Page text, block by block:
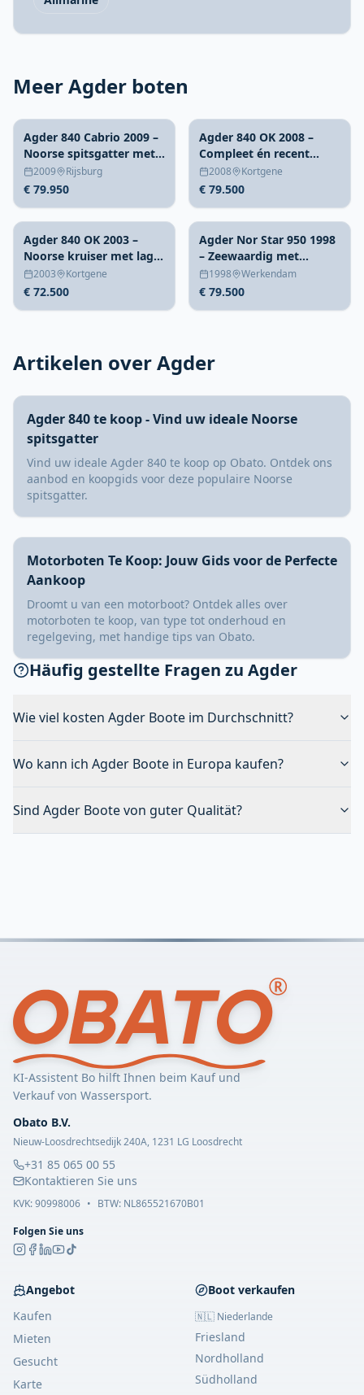
Meer Agder boten
Agder 840 Cabrio 2009 –
Noorse spitsgatter met
teakdek
2009 Rijsburg
€ 79.950
Agder 840 OK 2008 –
Compleet én recent
groot onderhoud
2008 Kortgene
€ 79.500
Agder 840 OK 2003 –
Noorse kruiser met lage
doorvaart
2003 Kortgene
€ 72.500
Agder Nor Star 950 1998
– Zeewaardig met
achterkajuit
1998 Werkendam
€ 79.500
Artikelen over Agder
Agder 840 te koop - Vind uw ideale Noorse
spitsgatter
Vind uw ideale Agder 840 te koop op Obato. Ontdek ons
aanbod en koopgids voor deze populaire Noorse
spitsgatter.
Motorboten Te Koop: Jouw Gids voor de Perfecte
Aankoop
Droomt u van een motorboot? Ontdek alles over
motorboten te koop, van type tot onderhoud en
regelgeving, met handige tips van Obato.
Häufig gestellte Fragen zu Agder
Wie viel kosten Agder Boote im Durchschnitt?
Wo kann ich Agder Boote in Europa kaufen?
Sind Agder Boote von guter Qualität?
KI-Assistent Bo hilft Ihnen beim Kauf und
Verkauf von Wassersport.
Obato B.V.
Nieuw-Loosdrechtsedijk 240A, 1231 LG Loosdrecht
+31 85 065 00 55
Kontaktieren Sie uns
KVK:90998006 • BTW: NL865521670B01
Folgen Sie uns
Angebot
Kaufen
Mieten
Gesucht
Karte
Boot verkaufen
🇳🇱 Niederlande
Friesland
Nordholland
Südholland